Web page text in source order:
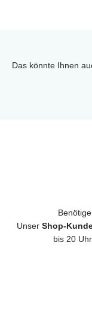
Das könnte Ihnen
Unser Shop-
bis 20